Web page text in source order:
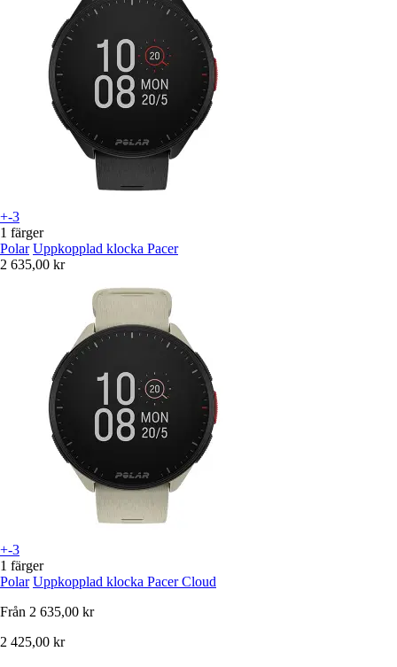
+-3
1 färger
Polar Uppkopplad klocka Pacer
2 635,00 kr
+-3
1 färger
Polar Uppkopplad klocka Pacer Cloud
Från 2 635,00 kr
2 425,00 kr